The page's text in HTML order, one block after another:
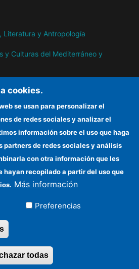
Literatura y Antropología
y Culturas del Mediterráneo y
los derechos
cookies.
se usan para personalizar el
de redes sociales y analizar el
información sobre el uso que haga
partners de redes sociales y análisis
con otra información que les
hayan recopilado a partir del uso que
Más información
Preferencias
todas